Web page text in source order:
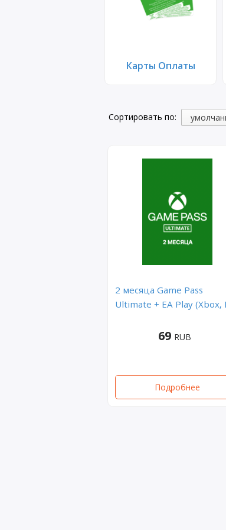
Карты Оплаты
Сортировать по:
2 месяца Game Pass
Ultimate + EA Play (Xbox,
69 RUB
Подробнее